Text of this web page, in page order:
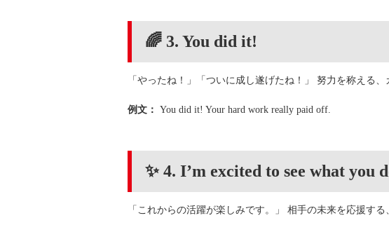
🌈 3. You did it!
「やったね！」「ついに成し遂げたね！」 努力を称える、
例文： You did it! Your hard work really paid off.
✨ 4. I’m excited to see what you
「これからの活躍が楽しみです。」 相手の未来を応援する